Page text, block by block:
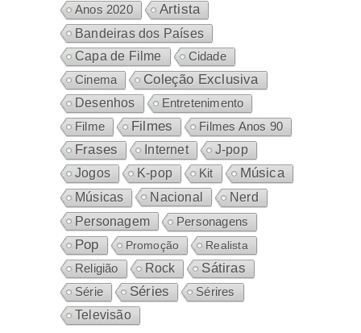
Anos 2020 Artista
Bandeiras dos Países
Capa de Filme
Cidade
Cinema
Coleção Exclusiva
Desenhos
Entretenimento
Filme
Filmes Filmes Anos 90
Frases Internet
J-pop
Jogos
K-pop Kit Música
Músicas Nacional Nerd
Personagem Personagens
Pop Promoção
Realista
Religião
Rock Sátiras
Série Séries
Sérires
Televisão